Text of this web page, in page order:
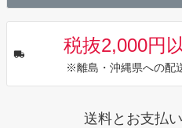
税抜2,000円
※離島・沖縄県への配
送料とお支払